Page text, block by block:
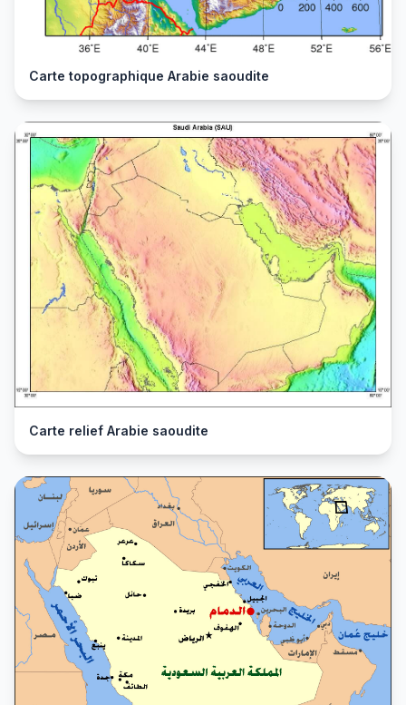
Carte topographique Arabie saoudite
Carte relief Arabie saoudite